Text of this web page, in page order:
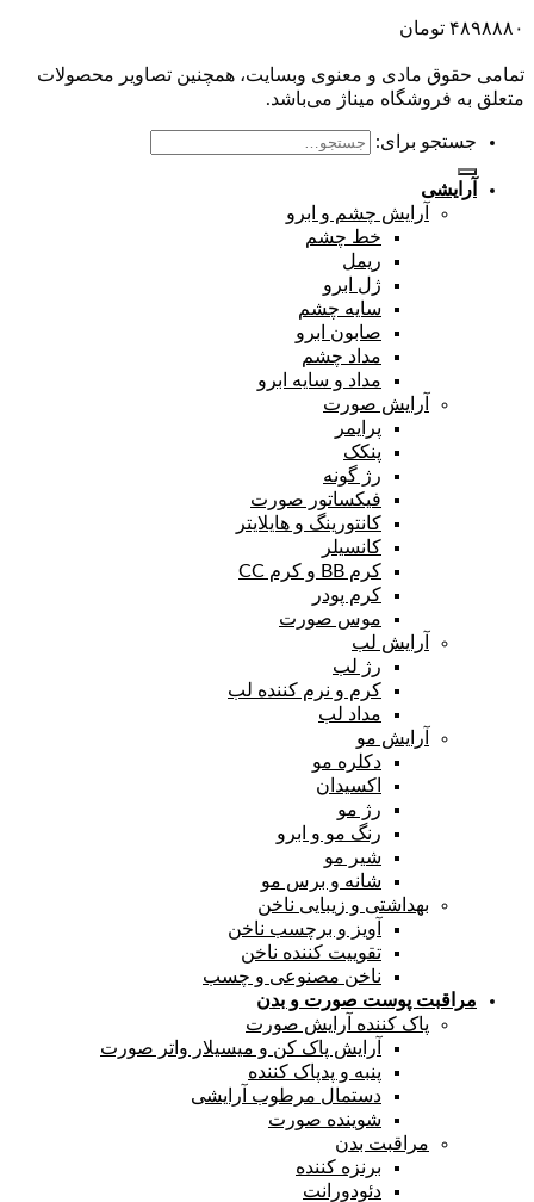
۴۸۹۸۸۸۰ تومان
تمامی حقوق مادی و معنوی وبسایت، همچنین تصاویر محصولات
متعلق به فروشگاه میناژ می‌باشد.
جستجو برای:
آرایشی
آرایش چشم و ابرو
خط چشم
ریمل
ژل ابرو
سایه چشم
صابون ابرو
مداد چشم
مداد و سایه ابرو
آرایش صورت
پرایمر
پنکک
رژ گونه
فیکساتور صورت
کانتورینگ و هایلایتر
کانسیلر
کرم BB و کرم CC
کرم پودر
موس صورت
آرایش لب
رژ لب
کرم و نرم کننده لب
مداد لب
آرایش مو
دکلره مو
اکسیدان
رژ مو
رنگ مو و ابرو
شیر مو
شانه و برس مو
بهداشتی و زیبایی ناخن
آویز و برچسب ناخن
تقوییت کننده ناخن
ناخن مصنوعی و چسب
مراقبت پوست صورت و بدن
پاک کننده آرایش صورت
آرایش پاک کن و میسیلار واتر صورت
پنبه و پدپاک کننده
دستمال مرطوب آرایشی
شوینده صورت
مراقبت بدن
برنزه کننده
دئودورانت